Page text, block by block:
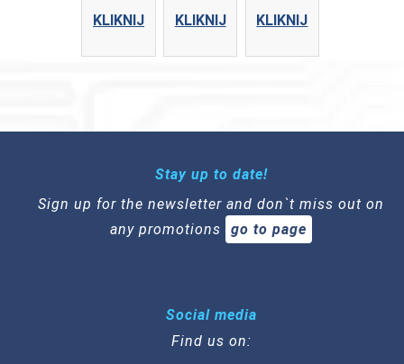
KLIKNIJ KLIKNIJ
KLIKNIJ
Stay up to date!
Sign up for the newsletter and don`t miss out on
any promotions
go to page
Social media
Find us on: